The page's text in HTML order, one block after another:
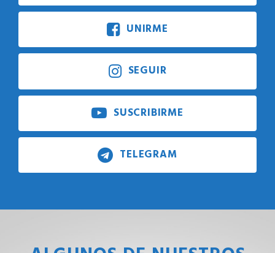
UNIRME
SEGUIR
SUSCRIBIRME
TELEGRAM